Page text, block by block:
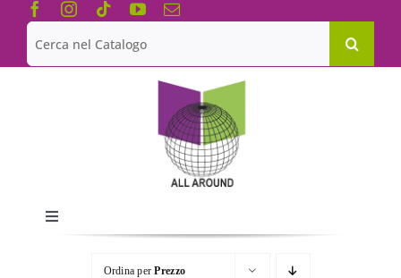
Salta
contenuto
Cerca
per:
Toggle
Navigation
Chi siamo
Ordina perPrezzo